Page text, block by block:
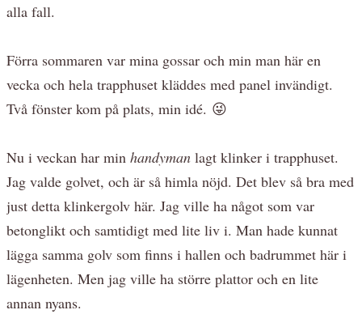
alla fall.
Förra sommaren var mina gossar och min man här en
vecka och hela trapphuset kläddes med panel invändigt.
Två fönster kom på plats, min idé. 😜
Nu i veckan har min handyman lagt klinker i trapphuset.
Jag valde golvet, och är så himla nöjd. Det blev så bra med
just detta klinkergolv här. Jag ville ha något som var
betonglikt och samtidigt med lite liv i. Man hade kunnat
lägga samma golv som finns i hallen och badrummet här i
lägenheten. Men jag ville ha större plattor och en lite
annan nyans.